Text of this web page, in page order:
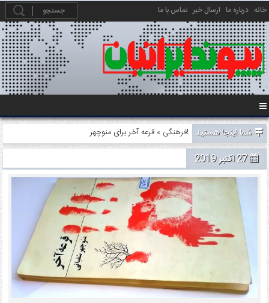
خانه درباره ما ارسال خبر تماس با ما
شما اینجا هستید فرهنگی» قرعه آخر برای منوچهر!
27 اکتبر 2019